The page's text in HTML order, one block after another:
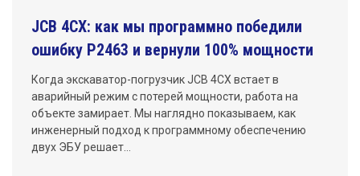
JCB 4CX: как мы программно победили
ошибку P2463 и вернули 100% мощности
Когда экскаватор-погрузчик JCB 4CX встает в
аварийный режим с потерей мощности, работа на
объекте замирает. Мы наглядно показываем, как
инженерный подход к программному обеспечению
двух ЭБУ решает…